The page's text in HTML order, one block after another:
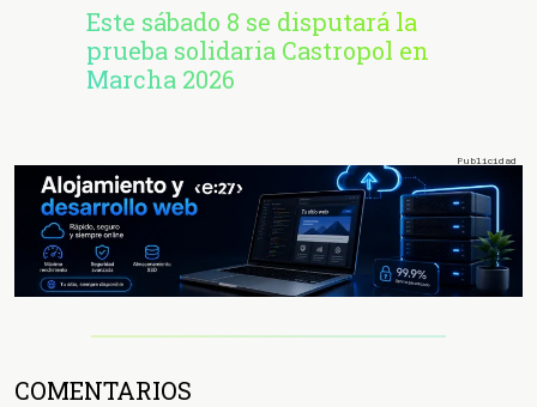
Este sábado 8 se disputará la
prueba solidaria Castropol en
Marcha 2026
COMENTARIOS